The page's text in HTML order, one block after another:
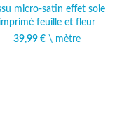
micro-satin effet soie
imprimé feuille et fleur
39,99 € \ mètre